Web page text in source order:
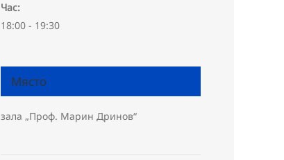
Час:
18:00 - 19:30
Място
зала „Проф. Марин Дринов“